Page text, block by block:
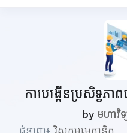
ការបង្កើនប្រសិទ្ធភ
by មហាវិ
ជំនាញ៖វិស្វកម្មមេកានិក